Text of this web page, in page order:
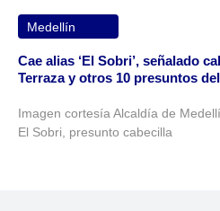
Medellín
Cae alias ‘El Sobri’, señalado
Terraza y otros 10 presuntos
Imagen cortesía Alcaldía de
El Sobri, presunto cabecilla